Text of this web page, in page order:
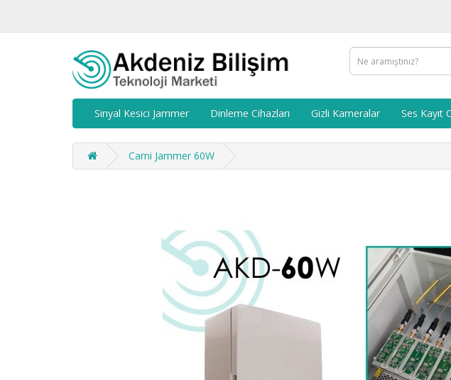
Sinyal Kesici Jammer Dinleme Cihazları Gizli Kameralar Ses Kayıt
Cami Jammer 60W